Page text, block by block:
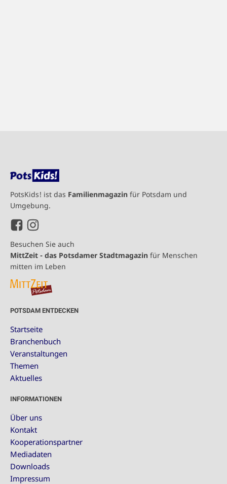
PotsKids! ist das Familienmagazin für Potsdam und
Umgebung.
Besuchen Sie auch
MittZeit - das Potsdamer Stadtmagazin für Menschen
mitten im Leben
POTSDAM ENTDECKEN
Startseite
Branchenbuch
Veranstaltungen
Themen
Aktuelles
INFORMATIONEN
Über uns
Kontakt
Kooperationspartner
Mediadaten
Downloads
Impressum